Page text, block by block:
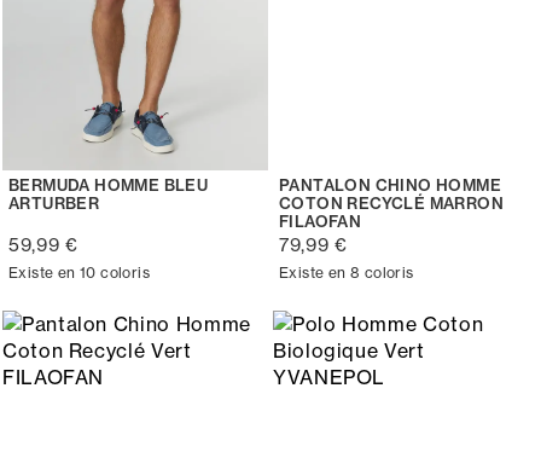
BERMUDA HOMME BLEU
ARTURBER
59,99 €
Existe en 10 coloris
PANTALON CHINO HOMME
COTON RECYCLÉ MARRON
FILAOFAN
79,99 €
Existe en 8 coloris